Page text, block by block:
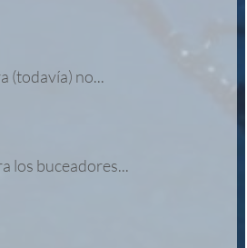
(todavía) no...
los buceadores...